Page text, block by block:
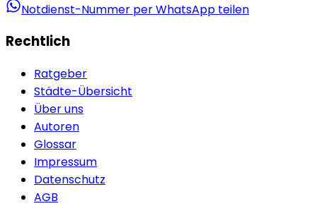
Notdienst-Nummer per WhatsApp teilen
Rechtlich
Ratgeber
Städte-Übersicht
Über uns
Autoren
Glossar
Impressum
Datenschutz
AGB